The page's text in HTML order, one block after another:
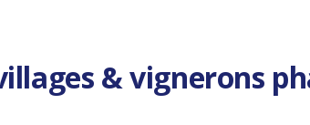
& vignerons